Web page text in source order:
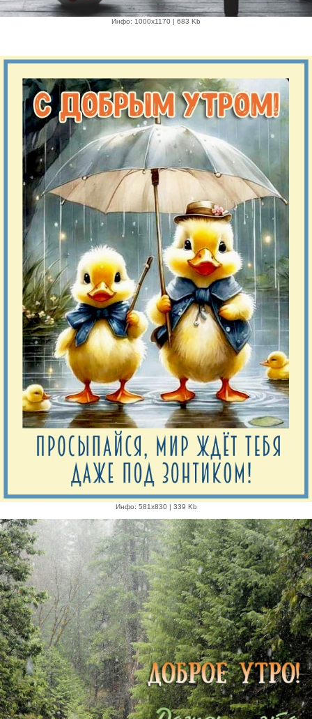
Инфо: 1000х1170 | 683 Kb
Инфо: 581х830 | 339 Kb